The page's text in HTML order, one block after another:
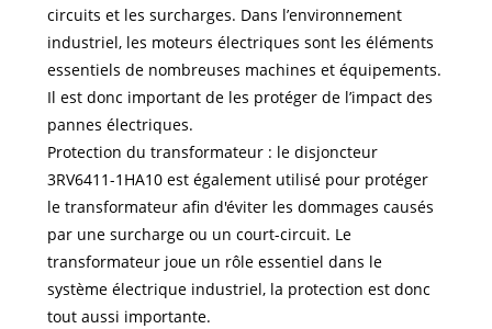
circuits et les surcharges. Dans l’environnement
industriel, les moteurs électriques sont les éléments
essentiels de nombreuses machines et équipements.
Il est donc important de les protéger de l’impact des
pannes électriques.
Protection du transformateur : le disjoncteur
3RV6411-1HA10 est également utilisé pour protéger
le transformateur afin d'éviter les dommages causés
par une surcharge ou un court-circuit. Le
transformateur joue un rôle essentiel dans le
système électrique industriel, la protection est donc
tout aussi importante.